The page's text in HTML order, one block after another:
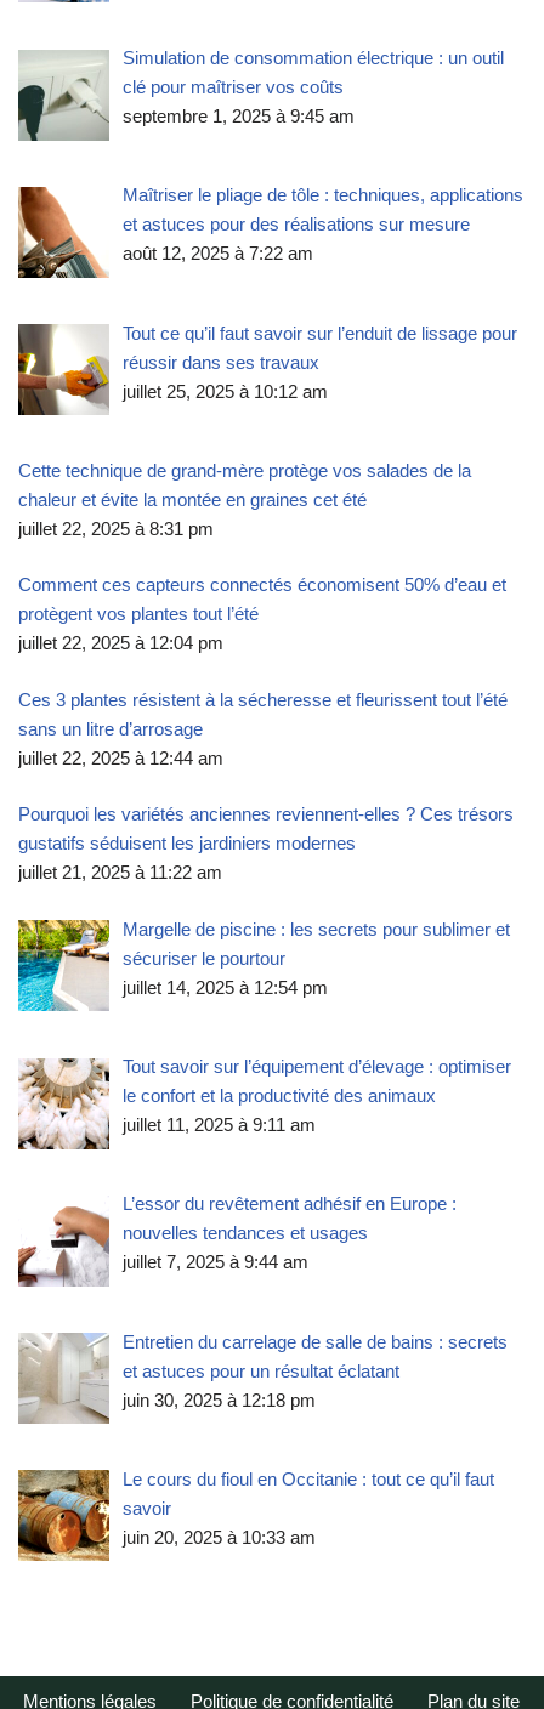
Simulation de consommation électrique : un outil
clé pour maîtriser vos coûts
septembre 1, 2025 à 9:45 am
Maîtriser le pliage de tôle : techniques, applications
et astuces pour des réalisations sur mesure
août 12, 2025 à 7:22 am
Tout ce qu’il faut savoir sur l’enduit de lissage pour
réussir dans ses travaux
juillet 25, 2025 à 10:12 am
Cette technique de grand-mère protège vos salades de la
chaleur et évite la montée en graines cet été
juillet 22, 2025 à 8:31 pm
Comment ces capteurs connectés économisent 50% d’eau et
protègent vos plantes tout l’été
juillet 22, 2025 à 12:04 pm
Ces 3 plantes résistent à la sécheresse et fleurissent tout l’été
sans un litre d’arrosage
juillet 22, 2025 à 12:44 am
Pourquoi les variétés anciennes reviennent-elles ? Ces trésors
gustatifs séduisent les jardiniers modernes
juillet 21, 2025 à 11:22 am
Margelle de piscine : les secrets pour sublimer et
sécuriser le pourtour
juillet 14, 2025 à 12:54 pm
Tout savoir sur l’équipement d’élevage : optimiser
le confort et la productivité des animaux
juillet 11, 2025 à 9:11 am
L’essor du revêtement adhésif en Europe :
nouvelles tendances et usages
juillet 7, 2025 à 9:44 am
Entretien du carrelage de salle de bains : secrets
et astuces pour un résultat éclatant
juin 30, 2025 à 12:18 pm
Le cours du fioul en Occitanie : tout ce qu’il faut
savoir
juin 20, 2025 à 10:33 am
Mentions légales Politique de confidentialité Plan du site